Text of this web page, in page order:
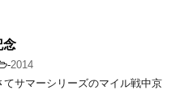
-2014
てサマーシリーズのマイル戦中京